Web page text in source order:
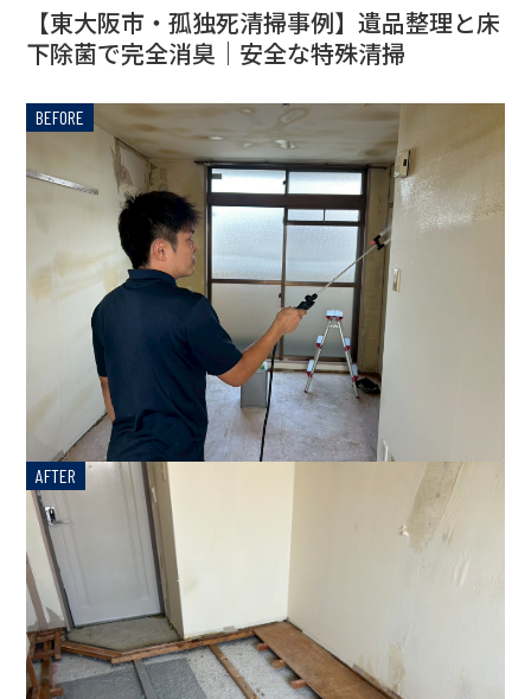
【東大阪市・孤独死清掃事例】遺品整理と床
下除菌で完全消臭｜安全な特殊清掃
BEFORE
AFTER